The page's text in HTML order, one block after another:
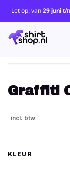
Let op: van29 juni t/
Graffiti